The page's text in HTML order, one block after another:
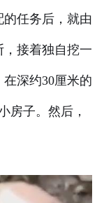
任务后，就由
接着独自挖一
深约30厘米的
房子。然后，